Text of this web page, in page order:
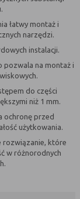
w postaci
działał
użytkownika,
poziomu
ustawień
obniżyć
witryny, ale
że
łatwy montaż i
narzędzi.
instalacji.
pozwala na montaż i
do części
niż 1 mm.
ochronę przed
użytkowania.
rozwiązanie, które
w różnorodnych